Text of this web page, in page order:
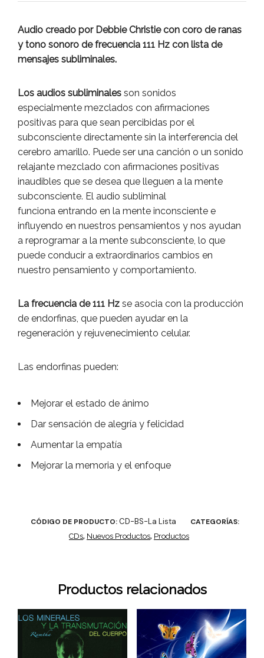
Audio creado por Debbie Christie con coro de ranas
y tono sonoro de frecuencia 111 Hz con lista de
mensajes subliminales.
Los audios subliminales son sonidos
especialmente mezclados con afirmaciones
positivas para que sean percibidas por el
subconsciente directamente sin la interferencia del
cerebro amarillo. Puede ser una canción o un sonido
relajante mezclado con afirmaciones positivas
inaudibles que se desea que lleguen a la mente
subconsciente. El audio subliminal
funciona entrando en la mente inconsciente e
influyendo en nuestros pensamientos y nos ayudan
a reprogramar a la mente subconsciente, lo que
puede conducir a extraordinarios cambios en
nuestro pensamiento y comportamiento.
La frecuencia de 111 Hz se asocia con la producción
de endorfinas, que pueden ayudar en la
regeneración y rejuvenecimiento celular.
Las endorfinas pueden:
Mejorar el estado de ánimo
Dar sensación de alegría y felicidad
Aumentar la empatía
Mejorar la memoria y el enfoque
CÓDIGO DE PRODUCTO:CD-BS-La Lista CATEGORÍAS:
CDs, Nuevos Productos, Productos
Productos relacionados